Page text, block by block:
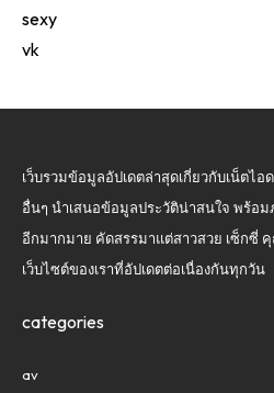
sexy
vk
เว็บรวมข้อมูลอัปเดตล่าสุดเกี่ยวกับเน็ตไ
อื่นๆ นำเสนอข้อมูลประวัติน่าสนใจ พร้อ
อีกมากมาย คัดสรรมาแต่สาวสวย เซ็กซี่
เว็บไซต์ของเราที่อัปเดตต่อเนื่องกันทุกวัน
categories
av